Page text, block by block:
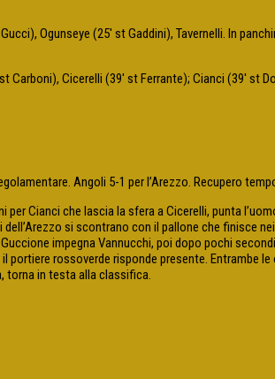
Ogunseye (25′ st Gaddini), Tavernelli. In
Cicerelli (39′ st Ferrante); Cianci (39′ st
Angoli 5-1 per l’Arezzo. Recupero
Cianci che lascia la sfera a Cicerelli, punta
si scontrano con il pallone che finisce
impegna Vannucchi, poi dopo pochi
rossoverde risponde presente. Entrambe
torna in testa alla classifica.